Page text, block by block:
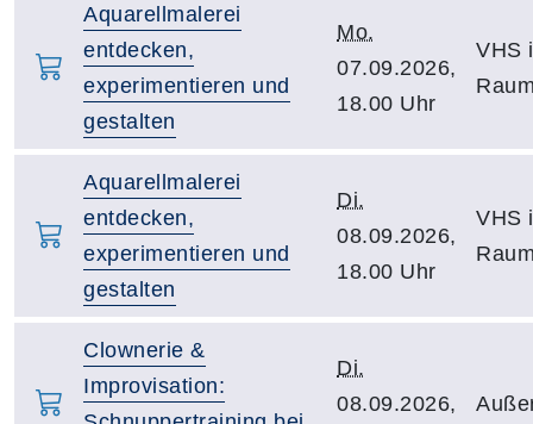
Aquarellmalerei
entdecken,
experimentieren und
gestalten
Mo.
07.09.2026,
18.00 Uhr
VHS
Aquarellmalerei
entdecken,
experimentieren und
gestalten
Di.
08.09.2026,
18.00 Uhr
VHS
Clownerie &
Improvisation:
Di.
08.09.2026,